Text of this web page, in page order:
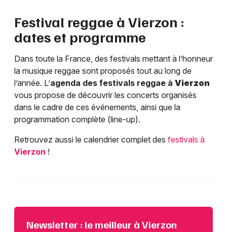
Festival reggae à Vierzon :
dates et programme
Dans toute la France, des festivals mettant à l’honneur
la musique reggae sont proposés tout au long de
l’année. L’agenda des festivals reggae à Vierzon
vous propose de découvrir les concerts organisés
dans le cadre de ces événements, ainsi que la
programmation complète (line-up).
Retrouvez aussi le calendrier complet des festivals à
Vierzon !
Newsletter : le meilleur à Vierzon